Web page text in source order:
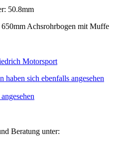
50.8mm
Achsrohrbogen mit Muffe
Motorsport
haben sich ebenfalls angesehen
Beratung unter: